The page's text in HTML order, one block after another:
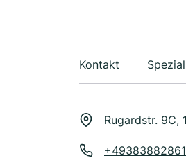
Kontakt
Rugardstr. 9C,